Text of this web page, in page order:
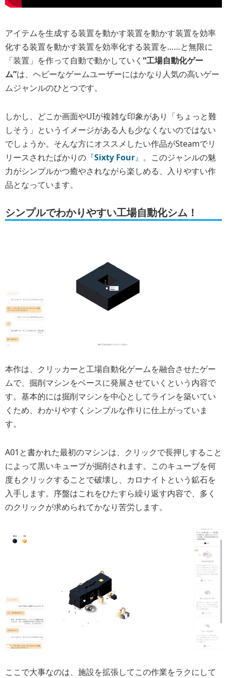
アイテムを生成する装置を動かす装置を動かす装置を効率
化する装置を動かす装置を効率化する装置を……と無限に
「装置」を作って自動で動かしていく “工場自動化ゲー
ム”は、ヘビーなゲームユーザーにはかなり人気の高いゲー
ムジャンルのひとつです。
しかし、どこか画面やUIが複雑な印象があり「ちょっと難
しそう」というイメージがある人も少なくないのではない
でしょうか。そんな方にオススメしたい作品がSteamでリ
リースされたばかりの 『Sixty Four』。 このジャンルの魅
力がシンプルかつ癒やされながら楽しめる、入りやすい作
品となっています。
シンプルでわかりやすい工場自動化シム！
本作は、クリッカーと工場自動化ゲームを融合させたゲー
ムで、掘削マシンをベースに発展させていくという内容で
す。基本的には掘削マシンを中心としてラインを築いてい
くため、わかりやすくシンプルな作りに仕上がっていま
す。
A01と書かれた最初のマシンは、クリックで長押しすること
によって黒いキューブが掘削されます。このキューブを何
度もクリックすることで破壊し、カロナイトという鉱石を
入手します。序盤はこれをひたすら繰り返す内容で、多く
のクリックが求められてかなり苦労します。
ここで大事なのは、 施設を拡張してこの作業をラクにして